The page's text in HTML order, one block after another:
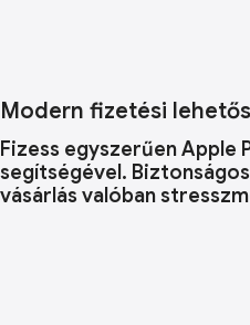
Modern fizetési
Fizess egyszerűen Apple
segítségével.
vásárlás valóban